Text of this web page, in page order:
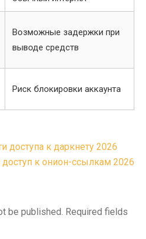
Возможные задержки при
выводе средств
Риск блокировки аккаунта
доступа к даркнету 2026
к онион-ссылкам 2026
be published. Required fields